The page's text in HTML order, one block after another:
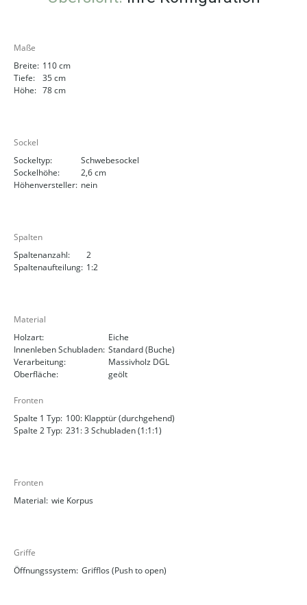
Maße
Breite: 110 cm
Tiefe:
35 cm
Höhe: 78 cm
Sockel
Sockeltyp:
Schwebesockel
Sockelhöhe:
2,6 cm
Höhenversteller: nein
Spalten
Spaltenanzahl:
2
Spaltenaufteilung: 1:2
Material
Holzart:
Eiche
Innenleben Schubladen: Standard (Buche)
Verarbeitung:
Massivholz DGL
Oberfläche:
geölt
Fronten
Spalte 1 Typ: 100: Klapptür (durchgehend)
Spalte 2 Typ: 231: 3 Schubladen (1:1:1)
Fronten
Material: wie Korpus
Griffe
Öffnungssystem: Grifflos (Push to open)